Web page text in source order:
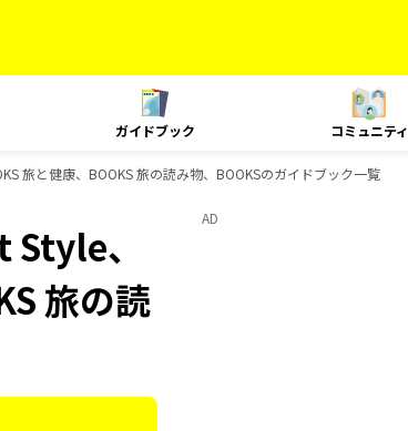
ガイドブック コミュニティ
旅と健康、BOOKS 旅の読み物、BOOKSのガイドブック一覧
、
旅の読
AD